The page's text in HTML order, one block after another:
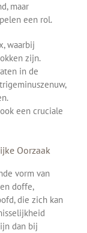
maar
een rol.
waarbij
zijn.
in de
een cruciale
Oorzaak
vorm van
doffe,
die zich kan
dan bij